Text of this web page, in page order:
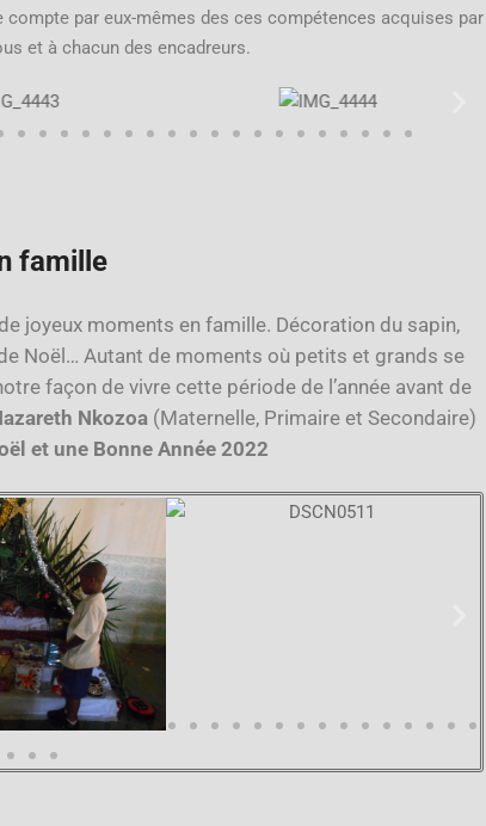
compte par eux-mêmes des ces compétences acquises par
et à chacun des encadreurs.
famille
joyeux moments en famille. Décoration du sapin,
Noël… Autant de moments où petits et grands se
façon de vivre cette période de l’année avant de
Nkozoa (Maternelle, Primaire et Secondaire)
ël et une Bonne Année 2022